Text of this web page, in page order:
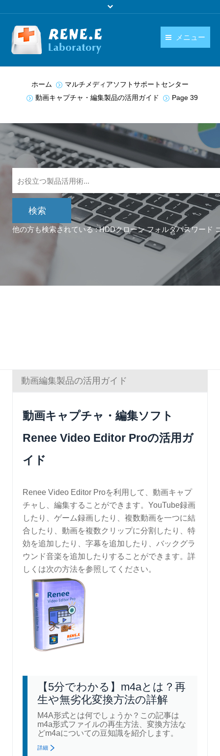
メニュー
ダウンロード
操作ガイド
お問い合わせ
日本語
language
ホーム
マルチメディアソフトサポートセンター
動画キャプチャ・編集製品の活用ガイド
Page 39
他の方も検索されている :HDDクローン フォルダパスワード
動画編集製品の活用ガイド
動画キャプチャ・編集ソフト
Renee Video Editor Proの活用ガ
イド
Renee Video Editor Proを利用して、動画キャプ
チャし、編集することができます。YouTube録画
したり、ゲーム録画したり、複数動画を一つに結
合したり、動画を複数クリップに分割したり、特
効を追加したり、字幕を追加したり、バックグラ
ウンド音楽を追加したりすることができます。詳
しくは次の方法を参照してください。
【5分でわかる】m4aとは？再
生や無劣化変換方法の詳解
M4A形式とは何でしょうか？この記事は
m4a形式ファイルの再生方法、変換方法な
どm4aについての豆知識を紹介します。
詳細